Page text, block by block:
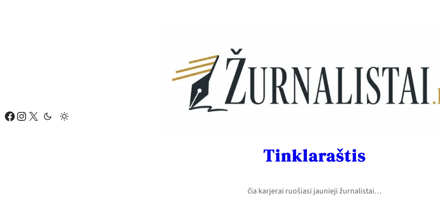
Facebook Instagram X
Tinklaraštis
čia karjerai ruošiasi jaunieji žurnalistai…